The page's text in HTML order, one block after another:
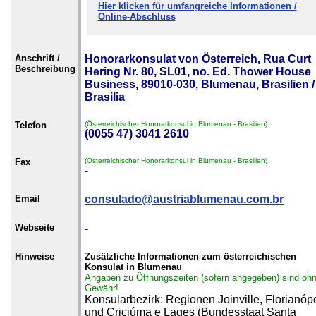
Hier klicken für umfangreiche Informationen /
Online-Abschluss
Anschrift /
Beschreibung
Honorarkonsulat von Österreich, Rua Curt
Hering Nr. 80, SL01, no. Ed. Thower House
Business, 89010-030, Blumenau, Brasilien /
Brasilia
Telefon (Österreichischer Honorarkonsul in Blumenau - Brasilien)
(0055 47) 3041 2610
Fax (Österreichischer Honorarkonsul in Blumenau - Brasilien)
-
Email consulado@austriablumenau.com.br
Webseite -
Hinweise
Zusätzliche Informationen zum österreichischen
Konsulat in Blumenau
Angaben zu Öffnungszeiten (sofern angegeben) sind
Gewähr!
Konsularbezirk: Regionen Joinville,
und Criciúma e Lages (Bundesstaat Santa